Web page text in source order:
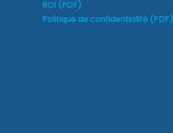
ROI (PDF)
Politique de confidentialité (PDF)